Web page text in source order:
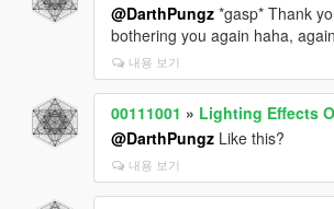
@DarthPungz *gasp* Thank
bothering you again haha,
내용 보기
00111001 » Lighting Effects
@DarthPungz Like this?
내용 보기